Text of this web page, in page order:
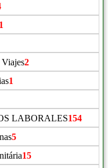
1
2
1
LABORALES154
5
15